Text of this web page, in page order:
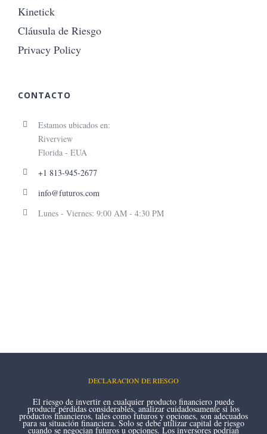
Kinetick
Cláusula de Riesgo
Privacy Policy
CONTACTO
Estamos ubicados en:
Riverview
Florida - EUA
+1 813-945-2677
info@futuros.com
Lunes - Viernes: 9:00 AM - 4:30 PM
DECLARACION DE RIESGO
El riesgo de invertir en cualquier producto financiero puede
producir pérdidas considerables, analizar cuidadosamente si los
productos financieros, tales como futuros y opciones, son adecuados
para su situación financiera. Solo se debe utilizar capital de riesgo
cuando se negocian futuros u opciones. Los inversores podrían